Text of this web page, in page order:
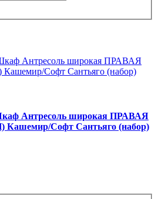
Антресоль широкая ПРАВАЯ
Софт Сантьяго (набор)